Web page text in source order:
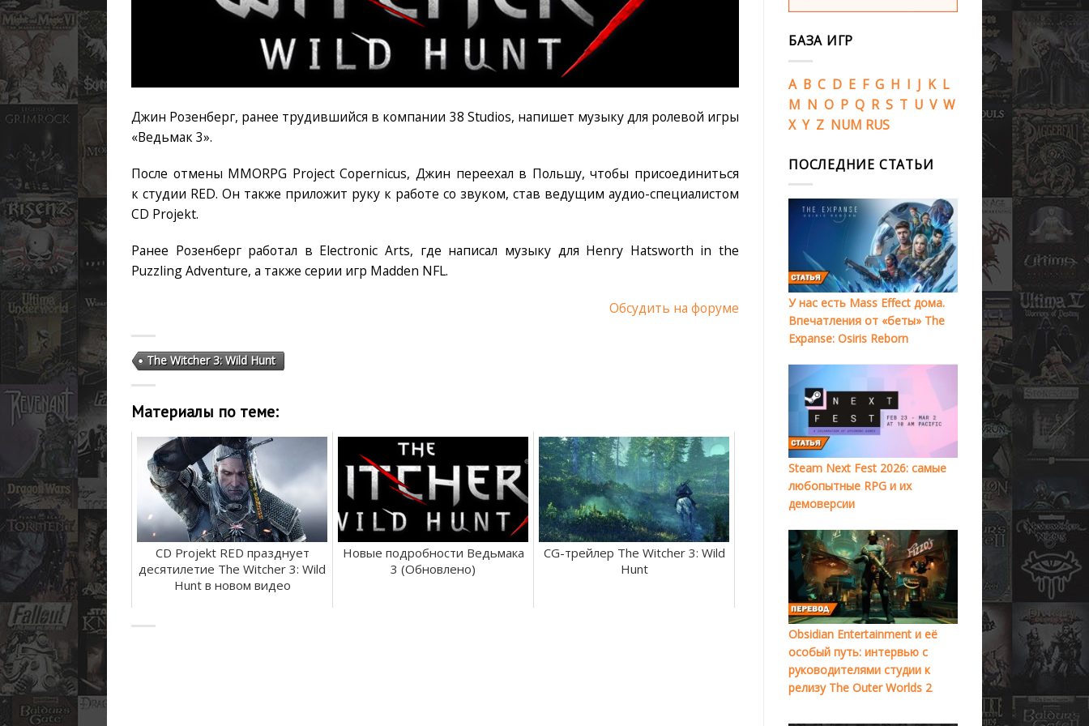
Джин Розенберг, ранее трудившийся в компании 38 Studios, напишет музыку для ролевой игры
«Ведьмак 3».
После отмены MMORPG Project Copernicus, Джин переехал в Польшу, чтобы присоединиться
к студии RED. Он также приложит руку к работе со звуком, став ведущим аудио-специалистом
CD Projekt.
Ранее Розенберг работал в Electronic Arts, где написал музыку для Henry Hatsworth in the
Puzzling Adventure, а также серии игр Madden NFL.
Обсудить на форуме
The Witcher 3: Wild Hunt
Материалы по теме:
CD Projekt RED празднует
десятилетие The Witcher 3: Wild
Hunt в новом видео
Новые подробности Ведьмака
3 (Обновлено)
CG-трейлер The Witcher 3: Wild
Hunt
БАЗА ИГР
A B C D E F G H I J K L
M N O P Q R S T U V W
X Y Z NUM RUS
ПОСЛЕДНИЕ СТАТЬИ
У нас есть Mass Effect дома.
Впечатления от «беты» The
Expanse: Osiris Reborn
Steam Next Fest 2026: самые
любопытные RPG и их
демоверсии
Obsidian Entertainment и её
особый путь: интервью с
руководителями студии к
релизу The Outer Worlds 2